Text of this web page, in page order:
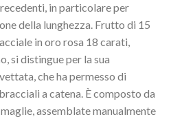
in particolare per
della lunghezza. Frutto di 15
in oro rosa 18 carati,
si distingue per la sua
che ha permesso di
a catena. È composto da
assemblate manualmente